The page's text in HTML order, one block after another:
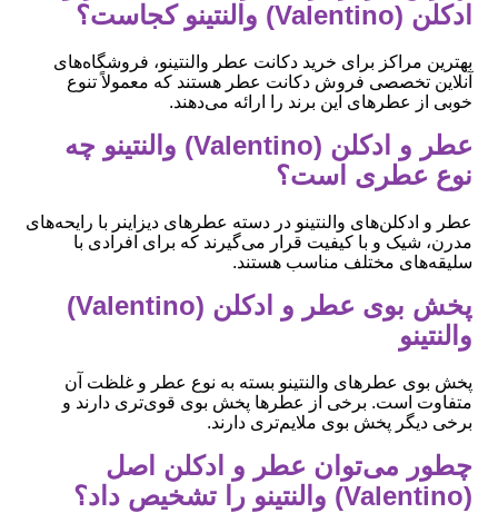
ادکلن (Valentino) والنتینو کجاست؟
بهترین مراکز برای خرید دکانت عطر والنتینو، فروشگاه‌های
آنلاین تخصصی فروش دکانت عطر هستند که معمولاً تنوع
خوبی از عطرهای این برند را ارائه می‌دهند.
عطر و ادکلن (Valentino) والنتینو چه
نوع عطری است؟
عطر و ادکلن‌های والنتینو در دسته عطرهای دیزاینر با رایحه‌های
مدرن، شیک و با کیفیت قرار می‌گیرند که برای افرادی با
سلیقه‌های مختلف مناسب هستند.
پخش بوی عطر و ادکلن (Valentino)
والنتینو
پخش بوی عطرهای والنتینو بسته به نوع عطر و غلظت آن
متفاوت است. برخی از عطرها پخش بوی قوی‌تری دارند و
برخی دیگر پخش بوی ملایم‌تری دارند.
چطور می‌توان عطر و ادکلن اصل
(Valentino) والنتینو را تشخیص داد؟